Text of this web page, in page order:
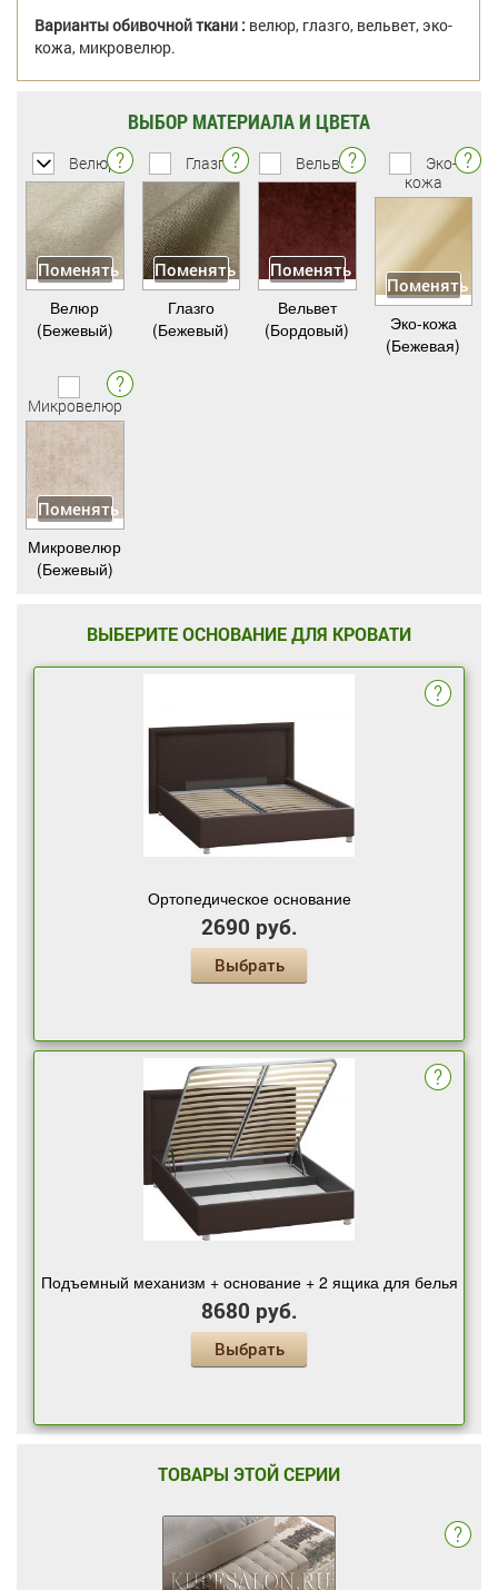
Варианты обивочной ткани : велюр, глазго, вельвет, эко-
кожа, микровелюр.
ВЫБОР МАТЕРИАЛА И ЦВЕТА
Велюр
Поменять
Велюр
(Бежевый)
Глазго
Поменять
Глазго
(Бежевый)
Вельвет
Поменять
Вельвет
(Бордовый)
Эко-
кожа
Поменять
Эко-кожа
(Бежевая)
Микровелюр
Поменять
Микровелюр
(Бежевый)
ВЫБЕРИТЕ ОСНОВАНИЕ ДЛЯ КРОВАТИ
Ортопедическое основание
2690 руб.
Выбрать
Подъемный механизм + основание + 2 ящика для белья
8680 руб.
Выбрать
ТОВАРЫ ЭТОЙ СЕРИИ